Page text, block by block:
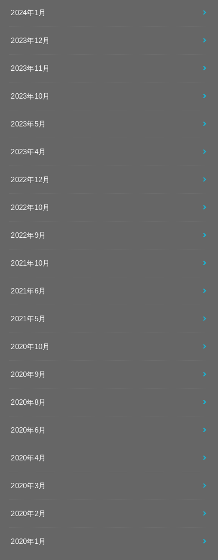
2024年1月
2023年12月
2023年11月
2023年10月
2023年5月
2023年4月
2022年12月
2022年10月
2022年9月
2021年10月
2021年6月
2021年5月
2020年10月
2020年9月
2020年8月
2020年6月
2020年4月
2020年3月
2020年2月
2020年1月